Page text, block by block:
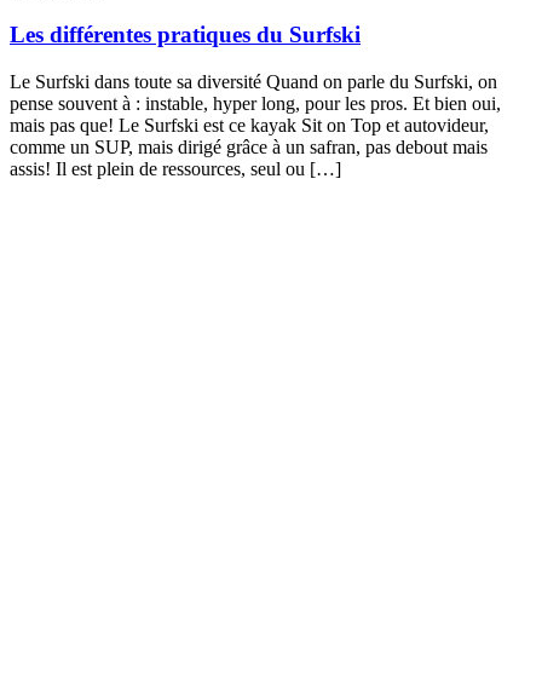
Les différentes pratiques du Surfski
Le Surfski dans toute sa diversité Quand on parle du Surfski, on
pense souvent à : instable, hyper long, pour les pros. Et bien oui,
mais pas que! Le Surfski est ce kayak Sit on Top et autovideur,
comme un SUP, mais dirigé grâce à un safran, pas debout mais
assis! Il est plein de ressources, seul ou […]